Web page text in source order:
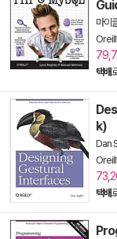
마이
택배
k)
Dan
택배